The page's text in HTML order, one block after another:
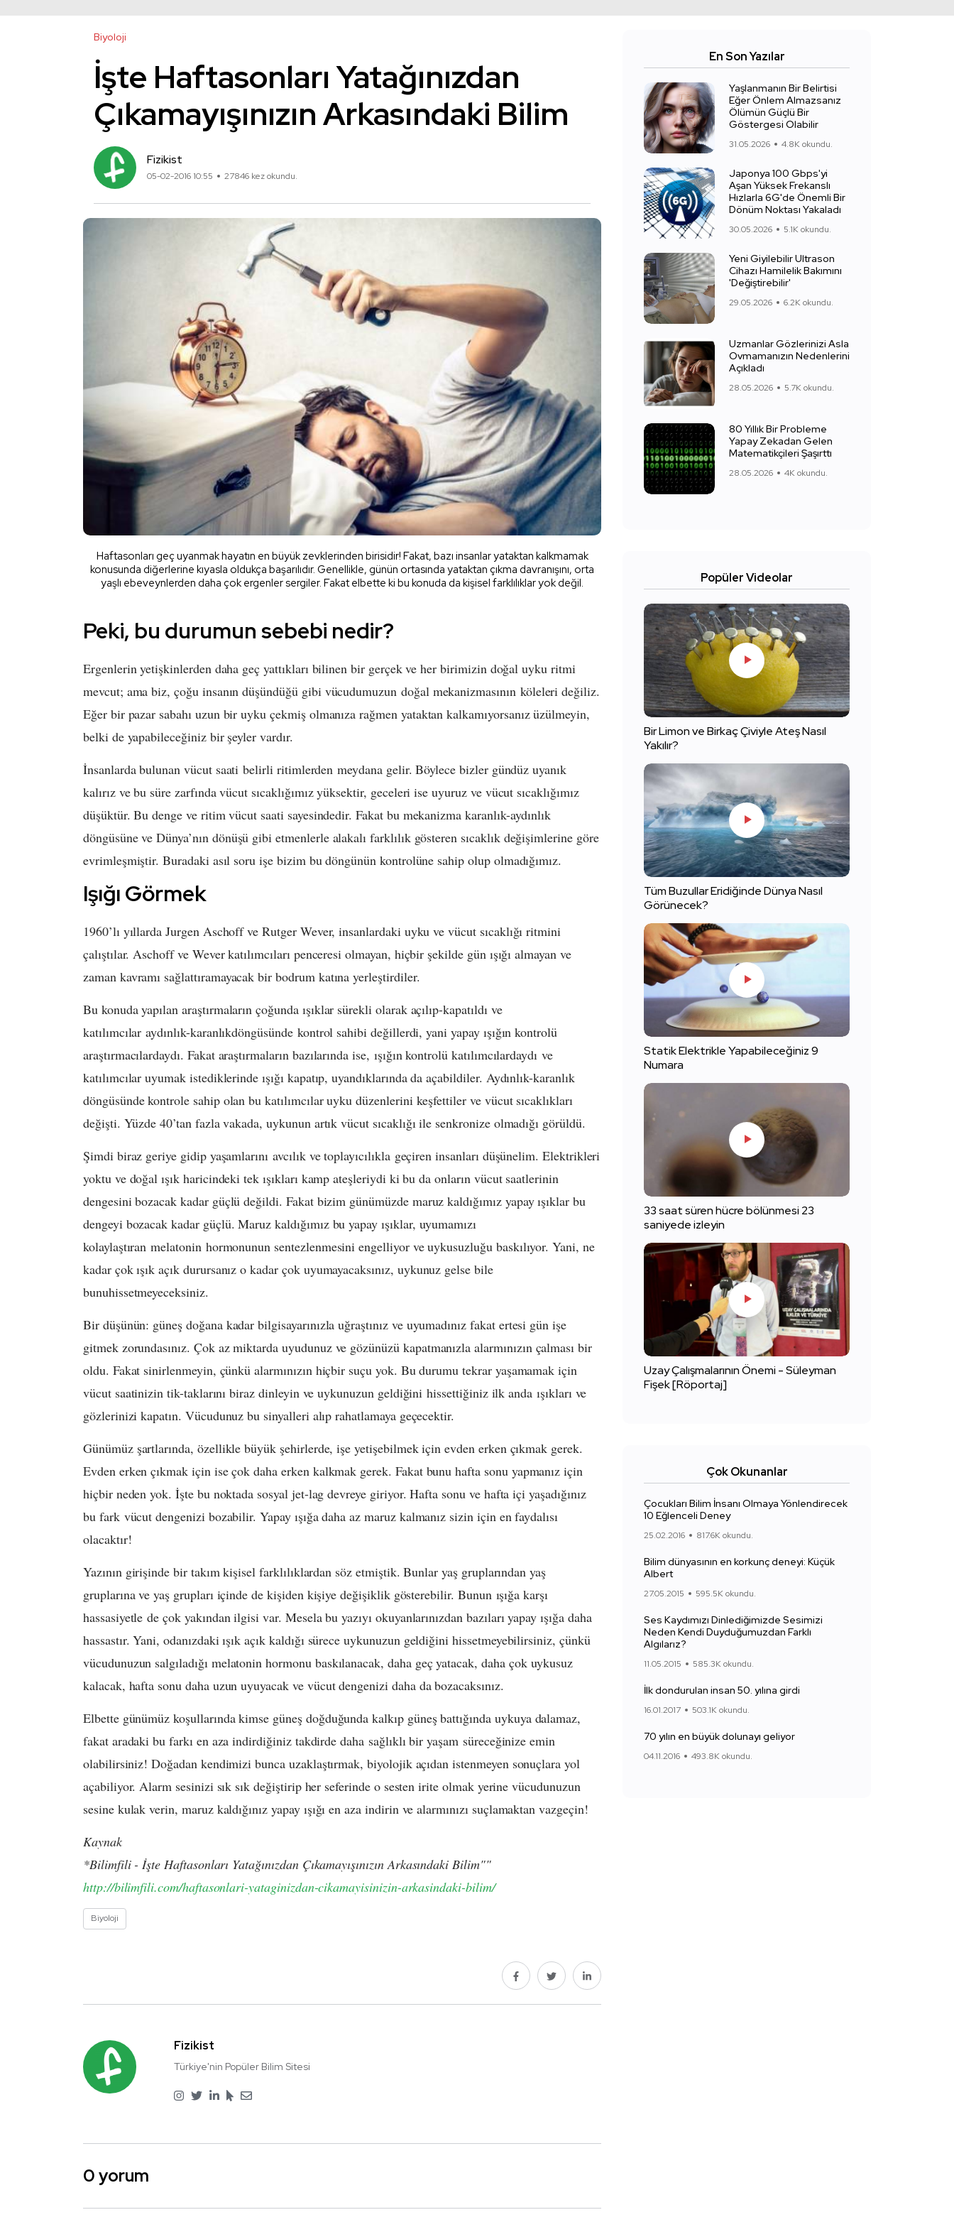
Biyoloji
İşte Haftasonları Yatağınızdan
Çıkamayışınızın Arkasındaki Bilim
Fizikist
05-02-2016 10:55 27846 kez okundu.
Haftasonları geç uyanmak hayatın en büyük zevklerinden birisidir! Fakat, bazı insanlar yataktan kalkmamak
konusunda diğerlerine kıyasla oldukça başarılıdır. Genellikle, günün ortasında yataktan çıkma davranışını, orta
yaşlı ebeveynlerden daha çok ergenler sergiler. Fakat elbette ki bu konuda da kişisel farklılıklar yok değil.
Peki, bu durumun sebebi nedir?
Ergenlerin yetişkinlerden daha geç yattıkları bilinen bir gerçek ve her birimizin doğal uyku ritmi
mevcut; ama biz, çoğu insanın düşündüğü gibi vücudumuzun doğal mekanizmasının köleleri değiliz.
Eğer bir pazar sabahı uzun bir uyku çekmiş olmanıza rağmen yataktan kalkamıyorsanız üzülmeyin,
belki de yapabileceğiniz bir şeyler vardır.
İnsanlarda bulunan vücut saati belirli ritimlerden meydana gelir. Böylece bizler gündüz uyanık
kalırız ve bu süre zarfında vücut sıcaklığımız yüksektir, geceleri ise uyuruz ve vücut sıcaklığımız
düşüktür. Bu denge ve ritim vücut saati sayesindedir. Fakat bu mekanizma karanlık-aydınlık
döngüsüne ve Dünya’nın dönüşü gibi etmenlerle alakalı farklılık gösteren sıcaklık değişimlerine göre
evrimleşmiştir. Buradaki asıl soru işe bizim bu döngünün kontrolüne sahip olup olmadığımız.
Işığı Görmek
1960’lı yıllarda Jurgen Aschoff ve Rutger Wever, insanlardaki uyku ve vücut sıcaklığı ritmini
çalıştılar. Aschoff ve Wever katılımcıları penceresi olmayan, hiçbir şekilde gün ışığı almayan ve
zaman kavramı sağlattıramayacak bir bodrum katına yerleştirdiler.
Bu konuda yapılan araştırmaların çoğunda ışıklar sürekli olarak açılıp-kapatıldı ve
katılımcılar aydınlık-karanlıkdöngüsünde kontrol sahibi değillerdi, yani yapay ışığın kontrolü
araştırmacılardaydı. Fakat araştırmaların bazılarında ise, ışığın kontrolü katılımcılardaydı ve
katılımcılar uyumak istediklerinde ışığı kapatıp, uyandıklarında da açabildiler. Aydınlık-karanlık
döngüsünde kontrole sahip olan bu katılımcılar uyku düzenlerini keşfettiler ve vücut sıcaklıkları
değişti. Yüzde 40’tan fazla vakada, uykunun artık vücut sıcaklığı ile senkronize olmadığı görüldü.
Şimdi biraz geriye gidip yaşamlarını avcılık ve toplayıcılıkla geçiren insanları düşünelim. Elektrikleri
yoktu ve doğal ışık haricindeki tek ışıkları kamp ateşleriydi ki bu da onların vücut saatlerinin
dengesini bozacak kadar güçlü değildi. Fakat bizim günümüzde maruz kaldığımız yapay ışıklar bu
dengeyi bozacak kadar güçlü. Maruz kaldığımız bu yapay ışıklar, uyumamızı
kolaylaştıran melatonin hormonunun sentezlenmesini engelliyor ve uykusuzluğu baskılıyor. Yani, ne
kadar çok ışık açık durursanız o kadar çok uyumayacaksınız, uykunuz gelse bile
bunuhissetmeyeceksiniz.
Bir düşünün: güneş doğana kadar bilgisayarınızla uğraştınız ve uyumadınız fakat ertesi gün işe
gitmek zorundasınız. Çok az miktarda uyudunuz ve gözünüzü kapatmanızla alarmınızın çalması bir
oldu. Fakat sinirlenmeyin, çünkü alarmınızın hiçbir suçu yok. Bu durumu tekrar yaşamamak için
vücut saatinizin tik-taklarını biraz dinleyin ve uykunuzun geldiğini hissettiğiniz ilk anda ışıkları ve
gözlerinizi kapatın. Vücudunuz bu sinyalleri alıp rahatlamaya geçecektir.
Günümüz şartlarında, özellikle büyük şehirlerde, işe yetişebilmek için evden erken çıkmak gerek.
Evden erken çıkmak için ise çok daha erken kalkmak gerek. Fakat bunu hafta sonu yapmanız için
hiçbir neden yok. İşte bu noktada sosyal jet-lag devreye giriyor. Hafta sonu ve hafta içi yaşadığınız
bu fark vücut dengenizi bozabilir. Yapay ışığa daha az maruz kalmanız sizin için en faydalısı
olacaktır!
Yazının girişinde bir takım kişisel farklılıklardan söz etmiştik. Bunlar yaş gruplarından yaş
gruplarına ve yaş grupları içinde de kişiden kişiye değişiklik gösterebilir. Bunun ışığa karşı
hassasiyetle de çok yakından ilgisi var. Mesela bu yazıyı okuyanlarınızdan bazıları yapay ışığa daha
hassastır. Yani, odanızdaki ışık açık kaldığı sürece uykunuzun geldiğini hissetmeyebilirsiniz, çünkü
vücudunuzun salgıladığı melatonin hormonu baskılanacak, daha geç yatacak, daha çok uykusuz
kalacak, hafta sonu daha uzun uyuyacak ve vücut dengenizi daha da bozacaksınız.
Elbette günümüz koşullarında kimse güneş doğduğunda kalkıp güneş battığında uykuya dalamaz,
fakat aradaki bu farkı en aza indirdiğiniz takdirde daha sağlıklı bir yaşam süreceğinize emin
olabilirsiniz! Doğadan kendimizi bunca uzaklaştırmak, biyolojik açıdan istenmeyen sonuçlara yol
açabiliyor. Alarm sesinizi sık sık değiştirip her seferinde o sesten irite olmak yerine vücudunuzun
sesine kulak verin, maruz kaldığınız yapay ışığı en aza indirin ve alarmınızı suçlamaktan vazgeçin!
Kaynak
*Bilimfili - İşte Haftasonları Yatağınızdan Çıkamayışınızın Arkasındaki Bilim""
http://bilimfili.com/haftasonlari-yataginizdan-cikamayisinizin-arkasindaki-bilim/
Biyoloji
Fizikist
Türkiye'nin Popüler Bilim Sitesi
0 yorum
En Son Yazılar
Yaşlanmanın Bir Belirtisi
Eğer Önlem Almazsanız
Ölümün Güçlü Bir
Göstergesi Olabilir
31.05.2026 4.8K okundu.
Japonya 100 Gbps'yi
Aşan Yüksek Frekanslı
Hızlarla 6G'de Önemli Bir
Dönüm Noktası Yakaladı
30.05.2026 5.1K okundu.
Yeni Giyilebilir Ultrason
Cihazı Hamilelik Bakımını
'Değiştirebilir'
29.05.2026 6.2K okundu.
Uzmanlar Gözlerinizi Asla
Ovmamanızın Nedenlerini
Açıkladı
28.05.2026 5.7K okundu.
80 Yıllık Bir Probleme
Yapay Zekadan Gelen
Matematikçileri Şaşırttı
28.05.2026 4K okundu.
Popüler Videolar
Bir Limon ve Birkaç Çiviyle Ateş Nasıl
Yakılır?
Tüm Buzullar Eridiğinde Dünya Nasıl
Görünecek?
Statik Elektrikle Yapabileceğiniz 9
Numara
33 saat süren hücre bölünmesi 23
saniyede izleyin
Uzay Çalışmalarının Önemi - Süleyman
Fişek [Röportaj]
Çok Okunanlar
Çocukları Bilim İnsanı Olmaya Yönlendirecek
10 Eğlenceli Deney
25.02.2016 817.6K okundu.
Bilim dünyasının en korkunç deneyi: Küçük
Albert
27.05.2015 595.5K okundu.
Ses Kaydımızı Dinlediğimizde Sesimizi
Neden Kendi Duyduğumuzdan Farklı
Algılarız?
11.05.2015 585.3K okundu.
İlk dondurulan insan 50. yılına girdi
16.01.2017 503.1K okundu.
70 yılın en büyük dolunayı geliyor
04.11.2016 493.8K okundu.